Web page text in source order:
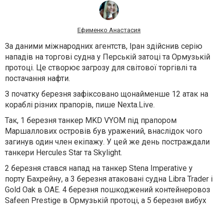
Ефименко Анастасия
За даними міжнародних агентств, Іран здійснив серію
нападів на торгові судна у Перській затоці та Ормузькій
протоці. Це створює загрозу для світової торгівлі та
постачання нафти.
З початку березня зафіксовано щонайменше 12 атак на
кораблі різних прапорів, пише Nexta.Live.
Так, 1 березня танкер MKD VYOM під прапором
Маршаллових островів був уражений, внаслідок чого
загинув один член екіпажу. У цей же день постраждали
танкери Hercules Star та Skylight.
2 березня стався напад на танкер Stena Imperative у
порту Бахрейну, а 3 березня атаковані судна Libra Trader і
Gold Oak в ОАЕ. 4 березня пошкоджений контейнеровоз
Safeen Prestige в Ормузькій протоці, а 5 березня вибух